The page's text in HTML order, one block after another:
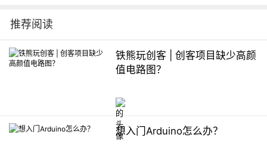
推荐阅读
铁熊玩创客 | 创客项目缺少高颜
值电路图？
想入门Arduino怎么办？